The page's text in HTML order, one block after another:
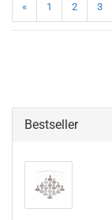
« 1 2 3
Bestseller